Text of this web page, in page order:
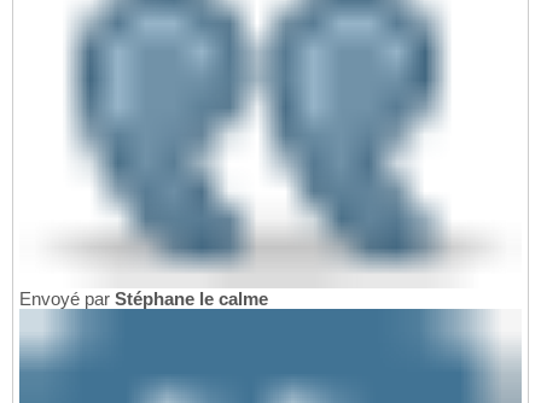
Envoyé par Stéphane le calme